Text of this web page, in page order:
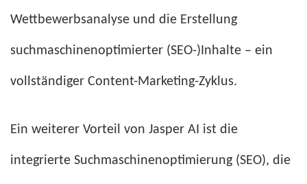
Wettbewerbsanalyse und die Erstellung
suchmaschinenoptimierter (SEO-)Inhalte – ein
vollständiger Content-Marketing-Zyklus.
Ein weiterer Vorteil von Jasper AI ist die
integrierte Suchmaschinenoptimierung (SEO), die